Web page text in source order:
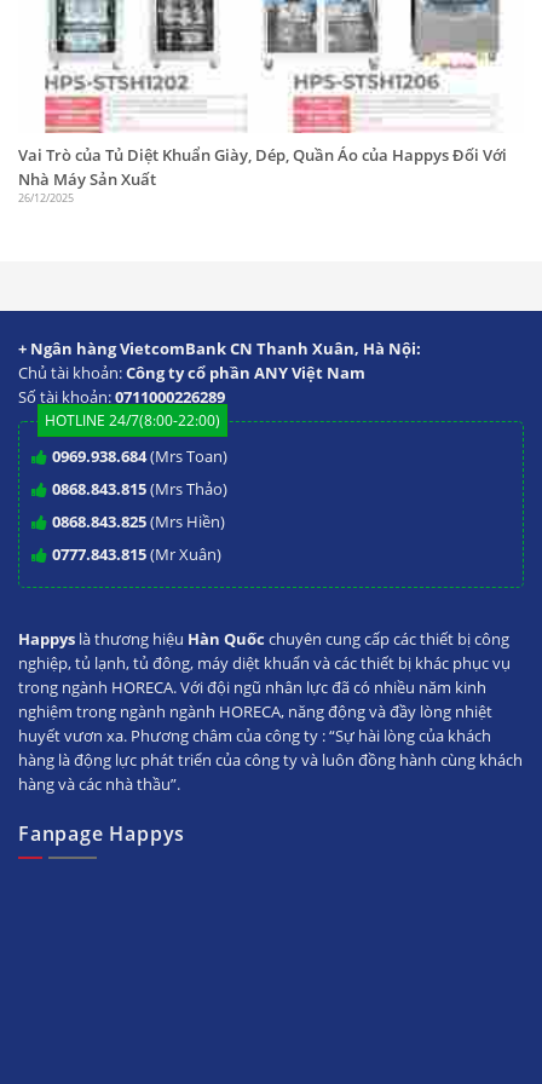
Vai Trò của Tủ Diệt Khuẩn Giày, Dép, Quần Áo của Happys Đối Với
Nhà Máy Sản Xuất
26/12/2025
+ Ngân hàng VietcomBank CN Thanh Xuân, Hà Nội:
Chủ tài khoản:Công ty cổ phần ANY Việt Nam
Số tài khoản:0711000226289
HOTLINE 24/7(8:00-22:00)
0969.938.684(Mrs Toan)
0868.843.815(Mrs Thảo)
0868.843.825(Mrs Hiền)
0777.843.815(Mr Xuân)
Happys là thương hiệu Hàn Quốc chuyên cung cấp các thiết bị công
nghiệp, tủ lạnh, tủ đông, máy diệt khuẩn và các thiết bị khác phục vụ
trong ngành HORECA. Với đội ngũ nhân lực đã có nhiều năm kinh
nghiệm trong ngành ngành HORECA, năng động và đầy lòng nhiệt
huyết vươn xa. Phương châm của công ty : “Sự hài lòng của khách
hàng là động lực phát triển của công ty và luôn đồng hành cùng khách
hàng và các nhà thầu”.
Fanpage Happys